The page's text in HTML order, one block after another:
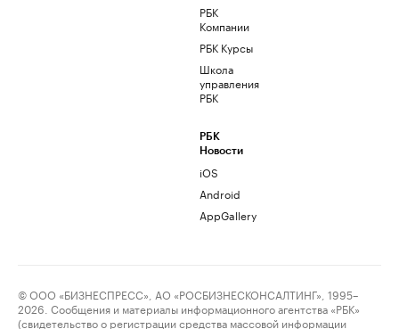
РБК
Компании
РБК Курсы
Школа
управления
РБК
РБК
Новости
iOS
Android
AppGallery
© ООО «БИЗНЕСПРЕСС», АО «РОСБИЗНЕСКОНСАЛТИНГ», 1995–
2026. Сообщения и материалы информационного агентства «РБК»
(свидетельство о регистрации средства массовой информации